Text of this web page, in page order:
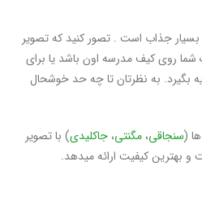
بسیار جذاب است . تصور کنید که تصویر
روی کیف مدرسه اون باشد یا برای
بگیرد. به نظرتان تا چه حد خوشحال
(سنجاقی، مگنتی، جاکلیدی) با تصویر
و بهترین کیفیت ارائه میدهد.